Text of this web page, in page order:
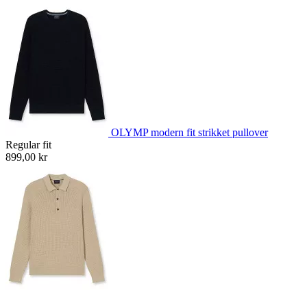
OLYMP modern fit strikket pullover
Regular fit
899,00 kr